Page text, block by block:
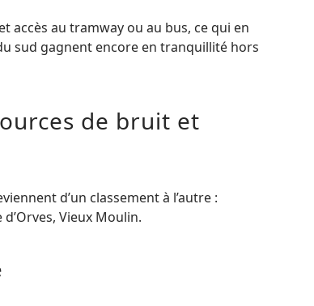
accès au tramway ou au bus, ce qui en
sud gagnent encore en tranquillité hors
de bruit et
d’un classement à l’autre :
Vieux Moulin.